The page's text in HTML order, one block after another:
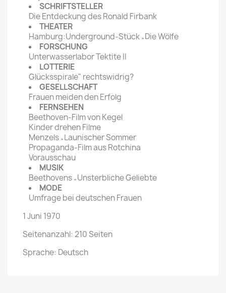
SCHRIFTSTELLER
Die Entdeckung des Ronald Firbank
THEATER
Hamburg:Underground-Stück „Die Wölfe
FORSCHUNG
Unterwasserlabor Tektite II
LOTTERIE
Glücksspirale" rechtswidrig?
GESELLSCHAFT
Frauen meiden den Erfolg
FERNSEHEN
Beethoven-Film von Kegel
Kinder drehen Filme
Menzels „Launischer Sommer
Propaganda-Film aus Rotchina
Vorausschau
MUSIK
Beethovens „Unsterbliche Geliebte
MODE
Umfrage bei deutschen Frauen
1 Juni 1970
Seitenanzahl: 210 Seiten
Sprache: Deutsch